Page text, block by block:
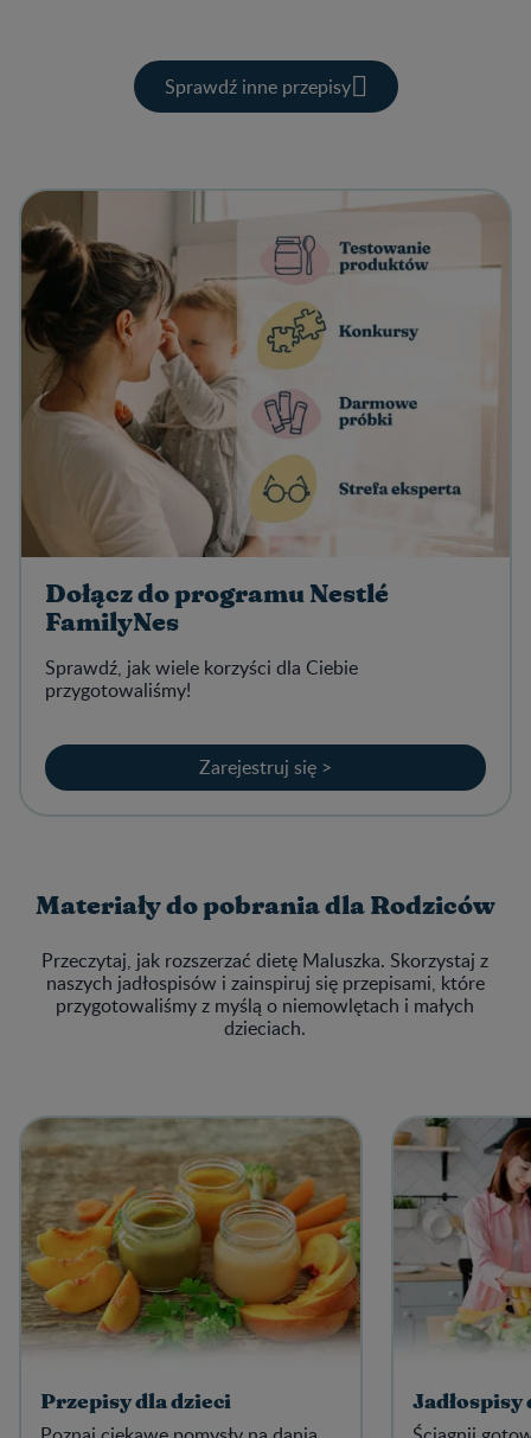
Sprawdź inne przepisy
Dołącz do programu Nestlé
FamilyNes
Sprawdź, jak wiele korzyści dla Ciebie
przygotowaliśmy!
Zarejestruj się >
Materiały do pobrania dla Rodziców
Przeczytaj, jak rozszerzać dietę Maluszka. Skorzystaj z
naszych jadłospisów i zainspiruj się przepisami, które
przygotowaliśmy z myślą o niemowlętach i małych
dzieciach.
Przepisy dla dzieci Jadłospisy